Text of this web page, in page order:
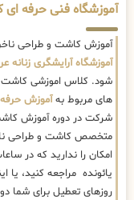
آموزشگاه فنی حرفه
آموزش کاشت و طراحی
آموزشگاه آرایشگری زنانه
شود. کلاس اموزشی کاشت
های مربوط بهآموزش
شرکت در دوره آموزش
متخصص کاشت و طراحی
امکان را ندارید که در
یائونده مراجعه کنید، یا
روزهای تعطیل برای شما